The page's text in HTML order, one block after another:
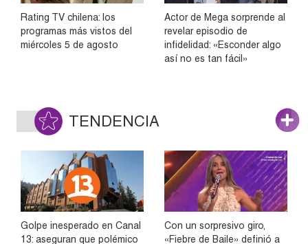
Rating TV chilena: los
programas más vistos del
miércoles 5 de agosto
Actor de Mega sorprende al
revelar episodio de
infidelidad: «Esconder algo
así no es tan fácil»
TENDENCIA
Golpe inesperado en Canal
13: aseguran que polémico
Con un sorpresivo giro,
«Fiebre de Baile» definió a